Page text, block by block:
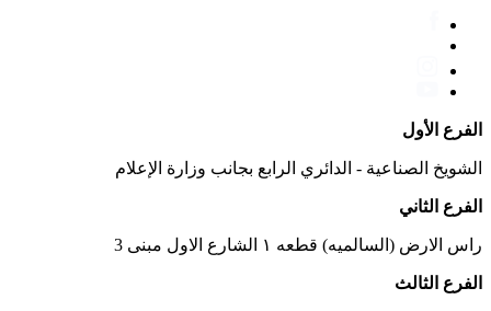
الفرع الأول
الشويخ الصناعية - الدائري الرابع بجانب وزارة الإعلام
الفرع الثاني
راس الارض (السالميه) قطعه ١ الشارع الاول مبنى 3
الفرع الثالث